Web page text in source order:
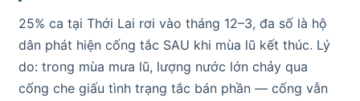
25% ca tại Thới Lai rơi vào tháng 12–3, đa số là hộ
dân phát hiện cống tắc SAU khi mùa lũ kết thúc. Lý
do: trong mùa mưa lũ, lượng nước lớn chảy qua
cống che giấu tình trạng tắc bán phần — cống vẫn